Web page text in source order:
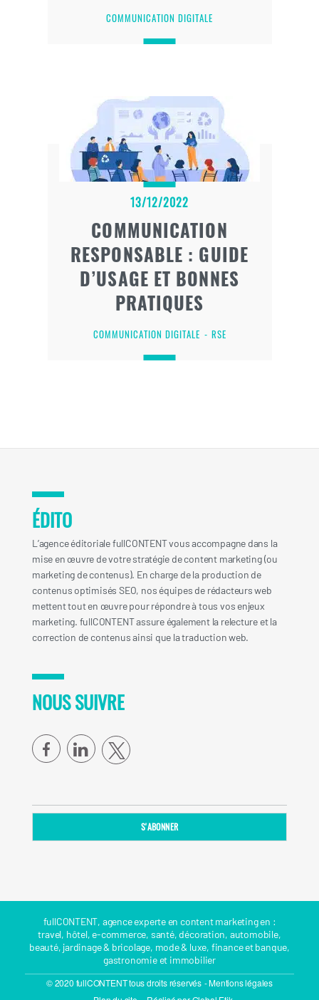
COMMUNICATION DIGITALE
13/12/2022
COMMUNICATION
RESPONSABLE : GUIDE
D’USAGE ET BONNES
PRATIQUES
COMMUNICATION DIGITALE RSE
ÉDITO
L’agence éditoriale fullCONTENT vous accompagne dans la
mise en œuvre de votre stratégie de content marketing (ou
marketing de contenus). En charge de la production de
contenus optimisés SEO, nos équipes de rédacteurs web
mettent tout en œuvre pour répondre à tous vos enjeux
marketing. fullCONTENT assure également la relecture et la
correction de contenus ainsi que la traduction web.
NOUS SUIVRE
facebooklinkedin
fullCONTENT, agence experte en content marketing en :
travel, hôtel, e-commerce, santé, décoration, automobile,
beauté, jardinage & bricolage, mode & luxe, finance et banque,
gastronomieet immobilier
© 2020 fullCONTENT tous droits réservés - Mentions légales